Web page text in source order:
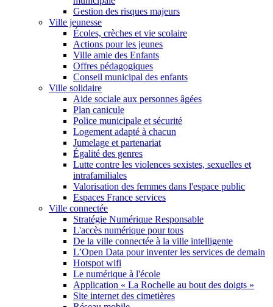
Gestion des risques majeurs
Ville jeunesse
Écoles, crèches et vie scolaire
Actions pour les jeunes
Ville amie des Enfants
Offres pédagogiques
Conseil municipal des enfants
Ville solidaire
Aide sociale aux personnes âgées
Plan canicule
Police municipale et sécurité
Logement adapté à chacun
Jumelage et partenariat
Égalité des genres
Lutte contre les violences sexistes, sexuelles et
intrafamiliales
Valorisation des femmes dans l'espace public
Espaces France services
Ville connectée
Stratégie Numérique Responsable
L'accès numérique pour tous
De la ville connectée à la ville intelligente
L’Open Data pour inventer les services de demain
Hotspot wifi
Le numérique à l'école
Application « La Rochelle au bout des doigts »
Site internet des cimetières